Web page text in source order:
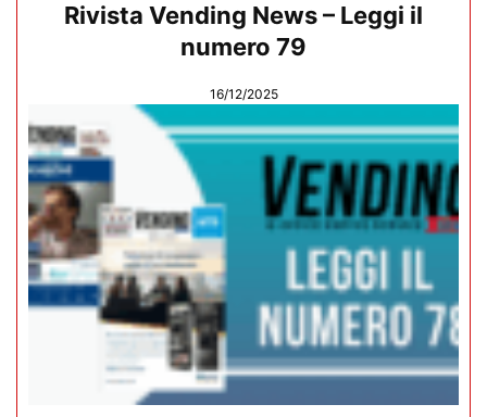
Rivista Vending News – Leggi il
numero 79
16/12/2025